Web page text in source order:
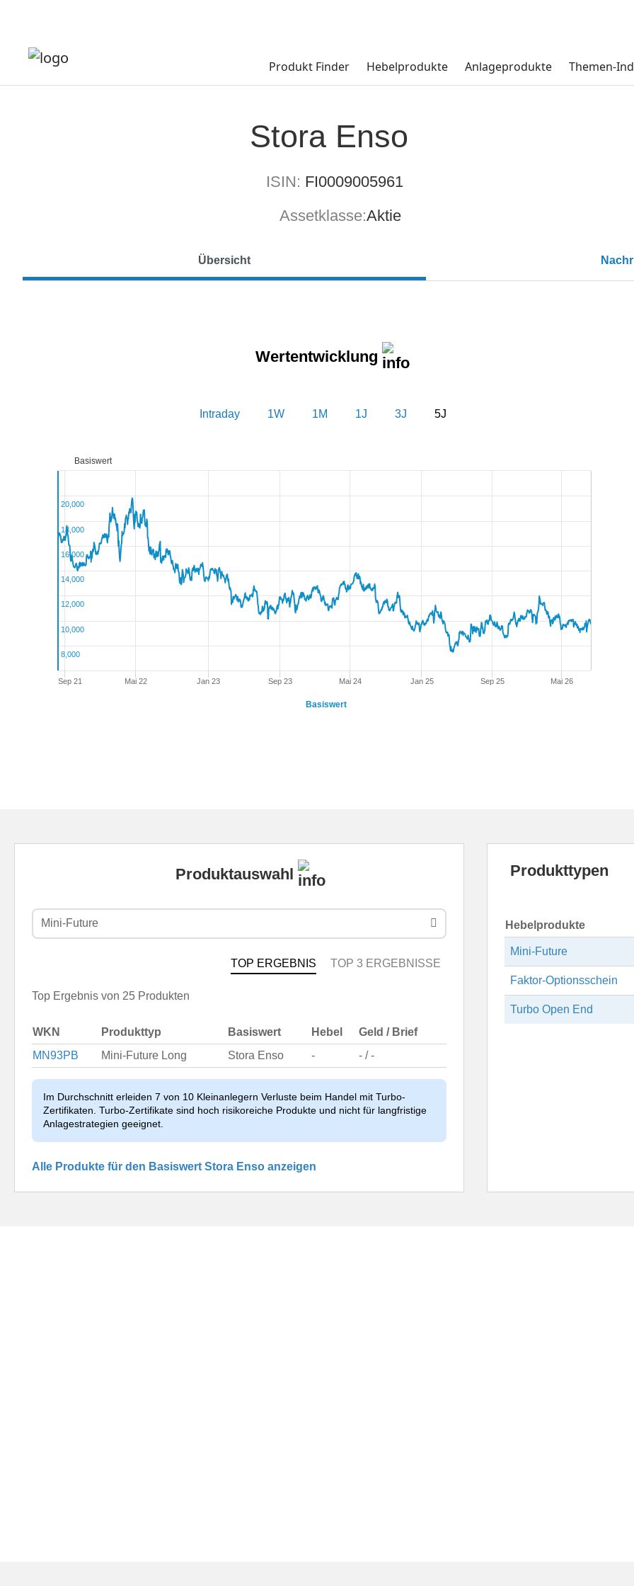
Produkt Finder Hebelprodukte Anlageprodukte Themen-
Stora Enso
ISIN: FI0009005961
Assetklasse:Aktie
Übersicht
Wertentwicklung
Intraday 1W 1M 1J 3J 5J
Sep 21 Mai 22 Jan 23 Sep 23 Mai 24 Jan 25 Sep 25 Mai 26
8,000
10,000
12,000
14,000
16,000
18,000
20,000
Basiswert
Basiswert
Produktauswahl
Mini-Future
TOP ERGEBNIS TOP 3 ERGEBNISSE
Top Ergebnis von 25 Produkten
WKN Produkttyp Basiswert Hebel
Geld / Brief
MN93PB
Mini-Future Long Stora Enso - - / -
Im Durchschnitt erleiden 7 von 10 Kleinanlegern Verluste beim Handel mit Turbo-
Zertifikaten. Turbo-Zertifikate sind hoch risikoreiche Produkte und nicht für langfristige
Anlagestrategien geeignet.
Alle Produkte für den Basiswert Stora Enso anzeigen
Produkttypen
Hebelprodukte
Mini-Future
Faktor-Optionsschein
Turbo Open End